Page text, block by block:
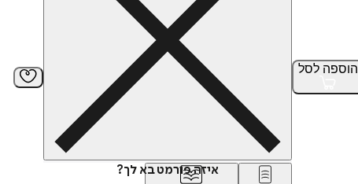
הוספה לסל
איזה פורמט בא לך?